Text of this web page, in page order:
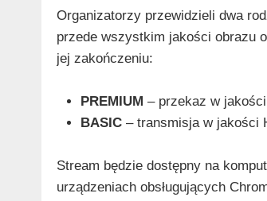
Organizatorzy przewidzieli dwa
przede wszystkim jakości obrazu
jej zakończeniu:
PREMIUM – przekaz w
BASIC– transmisja w jakości
Stream będzie dostępny na
urządzeniach obsługujących